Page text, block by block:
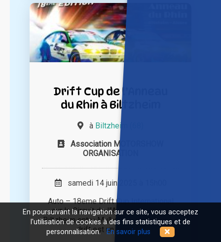
Drift Cup de l’Anneau
du Rhin à Biltzheim
à Biltzheim (68)
Association MOTORSHOW
ORGANISATION
samedi 14 juin 2025 à 15h00
Auto – 18eme Drift Cup International
sur le Circuit de l”Anneau du Rhin à
Biltzheim entre Mulhouse et Colmar. Le
drift est un sport [...]
En poursuivant la navigation sur ce site, vous acceptez
l'utilisation de cookies à des fins statistiques et de
personnalisation. En savoir plus